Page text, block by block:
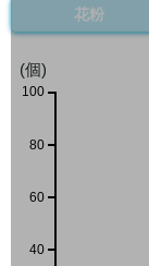
花粉
(個)
40
60
80
100